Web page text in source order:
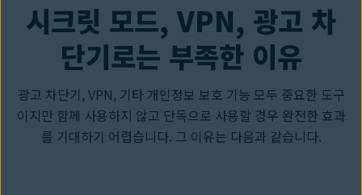
시크릿 모드, VPN, 광고 차
단기로는 부족한 이유
광고 차단기, VPN, 기타 개인정보 보호 기능 모두 중요한 도구
이지만 함께 사용하지 않고 단독으로 사용할 경우 완전한 효과
를 기대하기 어렵습니다. 그 이유는 다음과 같습니다.